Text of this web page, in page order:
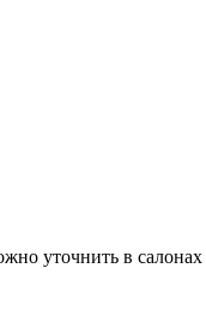
уточнить в